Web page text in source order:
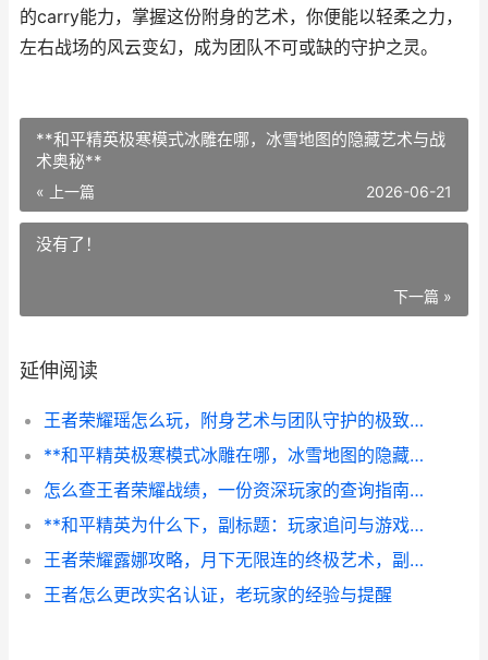
的carry能力，掌握这份附身的艺术，你便能以轻柔之力，
左右战场的风云变幻，成为团队不可或缺的守护之灵。
**和平精英极寒模式冰雕在哪，冰雪地图的隐藏艺术与战
术奥秘**
« 上一篇 2026-06-21
没有了！
下一篇 »
延伸阅读
王者荣耀瑶怎么玩，附身艺术与团队守护的极致诠释
**和平精英极寒模式冰雕在哪，冰雪地图的隐藏艺术与战术奥秘**
怎么查王者荣耀战绩，一份资深玩家的查询指南，副标题，从基础查询到深度分析的全攻略
**和平精英为什么下，副标题：玩家追问与游戏生态的深层博弈**
王者荣耀露娜攻略，月下无限连的终极艺术，副标题，从入门到精通掌握月下女神
王者怎么更改实名认证，老玩家的经验与提醒